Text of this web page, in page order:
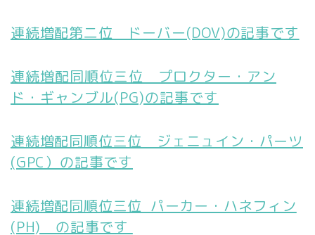
連続増配第二位 ドーバー(DOV)の記事です
連続増配同順位三位 プロクター・アン
ド・ギャンブル(PG)の記事です
連続増配同順位三位 ジェニュイン・パーツ
(GPC）の記事です
連続増配同順位三位 パーカー・ハネフィン
(PH) の記事です